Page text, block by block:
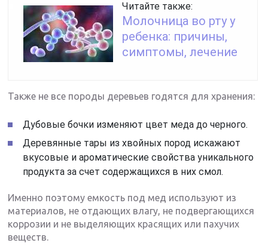
Читайте также:
Молочница во рту у
ребенка: причины,
симптомы, лечение
Также не все породы деревьев годятся для хранения:
Дубовые бочки изменяют цвет меда до черного.
Деревянные тары из хвойных пород искажают
вкусовые и ароматические свойства уникального
продукта за счет содержащихся в них смол.
Именно поэтому емкость под мед используют из
материалов, не отдающих влагу, не подвергающихся
коррозии и не выделяющих красящих или пахучих
веществ.